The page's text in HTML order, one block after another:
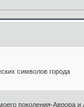
символов города
поколения-Аврора